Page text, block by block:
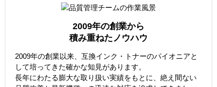
2009年の創業から
積み重ねたノウハウ
2009年の創業以来、互換インク・トナーのパイオニアと
して培ってきた確かな知見があります。
長年にわたる膨大な取り扱い実績をもとに、絶え間ない